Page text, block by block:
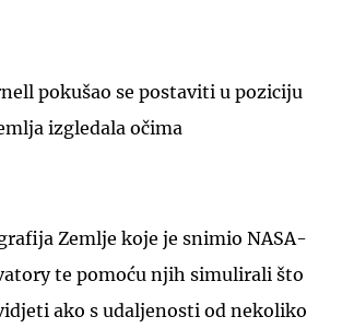
pokušao se postaviti u poziciju
izgledala očima
Zemlje koje je snimio NASA-
te pomoću njih simulirali što
ako s udaljenosti od nekoliko